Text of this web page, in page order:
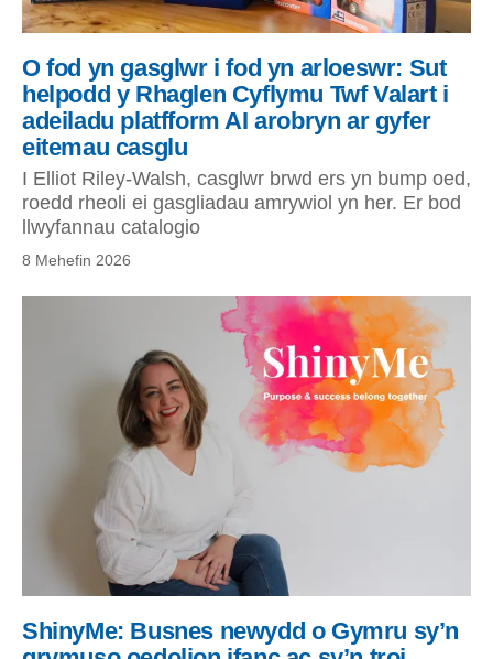
O fod yn gasglwr i fod yn arloeswr: Sut
helpodd y Rhaglen Cyflymu Twf Valart i
adeiladu platfform AI arobryn ar gyfer
eitemau casglu
8 Mehefin 2026
I Elliot Riley-Walsh, casglwr brwd ers yn bump oed,
roedd rheoli ei gasgliadau amrywiol yn her. Er bod
llwyfannau catalogio
ShinyMe: Busnes newydd o Gymru sy’n